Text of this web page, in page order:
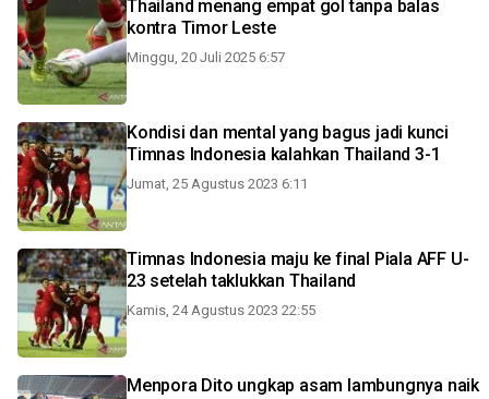
Thailand menang empat gol tanpa balas
kontra Timor Leste
Minggu, 20 Juli 2025 6:57
Kondisi dan mental yang bagus jadi kunci
Timnas Indonesia kalahkan Thailand 3-1
Jumat, 25 Agustus 2023 6:11
Timnas Indonesia maju ke final Piala AFF U-
23 setelah taklukkan Thailand
Kamis, 24 Agustus 2023 22:55
Menpora Dito ungkap asam lambungnya naik